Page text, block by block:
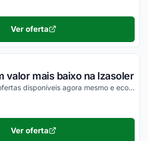
Ver oferta
valor mais baixo na Izasoler
Aproveite todas as ofertas disponíveis agora mesmo e economize!
Ver oferta